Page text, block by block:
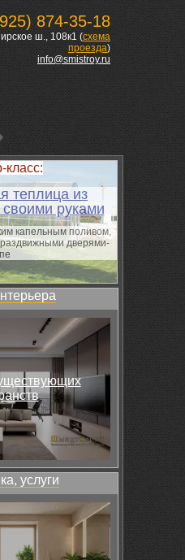
874-35-18
ш., 108к1 (схема
проезда)
info@smistroy.ru
класс:
теплица из
руками
капельным поливом,
дверями-
услуги